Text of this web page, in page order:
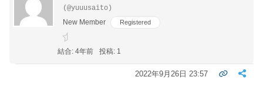
(@yuuusaito)
New Member
Registered
結合: 4年前 投稿: 1
2022年9月26日 23:57